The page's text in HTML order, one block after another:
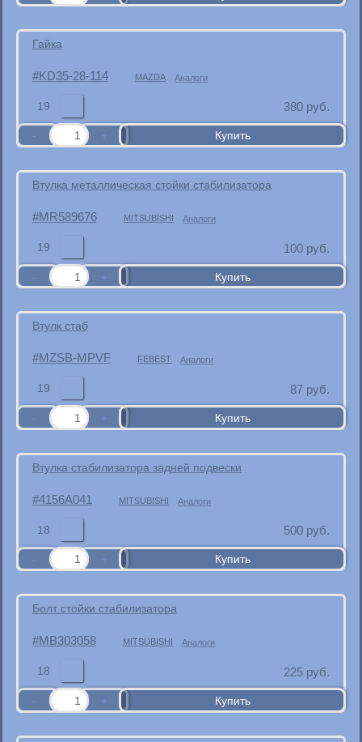
Гайка
KD35-28-114 MAZDA Аналоги
19 380 руб.
Втулка металлическая стойки стабилизатора
MR589676 MITSUBISHI Аналоги
19 100 руб.
Втулк стаб
MZSB-MPVF FEBEST Аналоги
19 87 руб.
Втулка стабилизатора задней подвески
4156A041 MITSUBISHI Аналоги
18 500 руб.
Болт стойки стабилизатора
MB303058 MITSUBISHI Аналоги
18 225 руб.